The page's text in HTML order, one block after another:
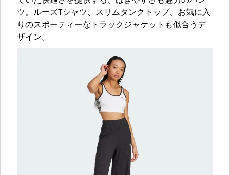
ツ。ルーズTシャツ、スリムタンクトップ、お気に入
りのスポーティーなトラックジャケットも似合うデ
ザイン。